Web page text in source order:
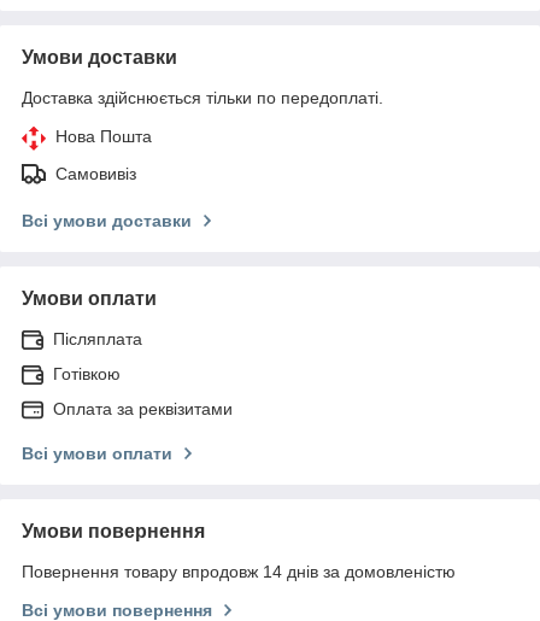
Умови доставки
Доставка здійснюється тільки по передоплаті.
Нова Пошта
Самовивіз
Всі умови доставки
Умови оплати
Післяплата
Готівкою
Оплата за реквізитами
Всі умови оплати
Умови повернення
Повернення товару впродовж 14 днів за домовленістю
Всі умови повернення